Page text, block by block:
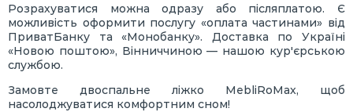
Розрахуватися можна одразу або післяплатою. Є
можливість оформити послугу «оплата частинами» від
ПриватБанку та «Монобанку». Доставка по Україні
«Новою поштою», Вінниччиною — нашою кур'єрською
службою.
Замовте двоспальне ліжко MebliRoMax, щоб
насолоджуватися комфортним сном!